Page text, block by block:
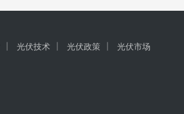
光伏技术 光伏政策
光伏市场